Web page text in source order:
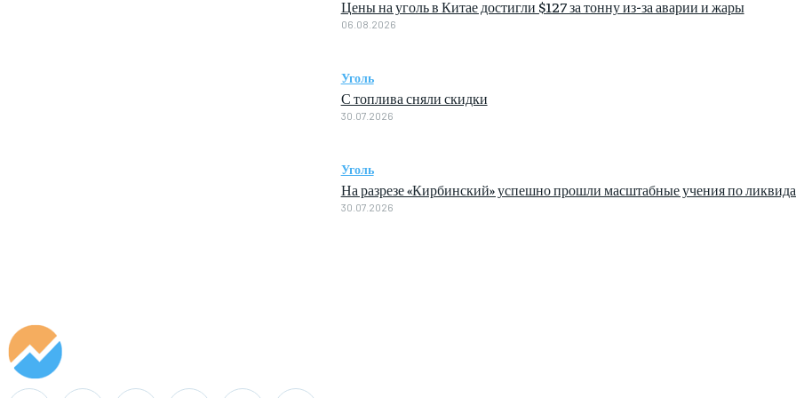
Цены на уголь в Китае достигли $127 за тонну из-за аварии и жары
06.08.2026
Уголь
С топлива сняли скидки
30.07.2026
Уголь
На разрезе «Кирбинский» успешно прошли масштабные учения по
30.07.2026